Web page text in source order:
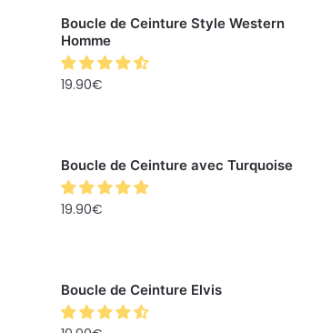
Boucle de Ceinture Style Western
Homme
19.90€
Boucle de Ceinture avec Turquoise
19.90€
Boucle de Ceinture Elvis